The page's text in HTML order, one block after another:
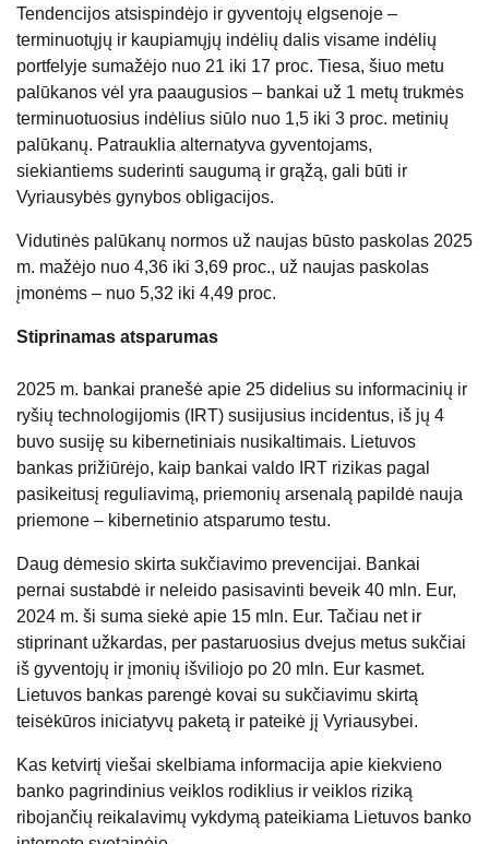
Tendencijos atsispindėjo ir gyventojų elgsenoje –
terminuotųjų ir kaupiamųjų indėlių dalis visame indėlių
portfelyje sumažėjo nuo 21 iki 17 proc. Tiesa, šiuo metu
palūkanos vėl yra paaugusios – bankai už 1 metų trukmės
terminuotuosius indėlius siūlo nuo 1,5 iki 3 proc. metinių
palūkanų. Patrauklia alternatyva gyventojams,
siekiantiems suderinti saugumą ir grąžą, gali būti ir
Vyriausybės gynybos obligacijos.
Vidutinės palūkanų normos už naujas būsto paskolas 2025
m. mažėjo nuo 4,36 iki 3,69 proc., už naujas paskolas
įmonėms – nuo 5,32 iki 4,49 proc.
Stiprinamas atsparumas
2025 m. bankai pranešė apie 25 didelius su informacinių ir
ryšių technologijomis (IRT) susijusius incidentus, iš jų 4
buvo susiję su kibernetiniais nusikaltimais. Lietuvos
bankas prižiūrėjo, kaip bankai valdo IRT rizikas pagal
pasikeitusį reguliavimą, priemonių arsenalą papildė nauja
priemone – kibernetinio atsparumo testu.
Daug dėmesio skirta sukčiavimo prevencijai. Bankai
pernai sustabdė ir neleido pasisavinti beveik 40 mln. Eur,
2024 m. ši suma siekė apie 15 mln. Eur. Tačiau net ir
stiprinant užkardas, per pastaruosius dvejus metus sukčiai
iš gyventojų ir įmonių išviliojo po 20 mln. Eur kasmet.
Lietuvos bankas parengė kovai su sukčiavimu skirtą
teisėkūros iniciatyvų paketą ir pateikė jį Vyriausybei.
Kas ketvirtį viešai skelbiama informacija apie kiekvieno
banko pagrindinius veiklos rodiklius ir veiklos riziką
ribojančių reikalavimų vykdymą pateikiama Lietuvos banko